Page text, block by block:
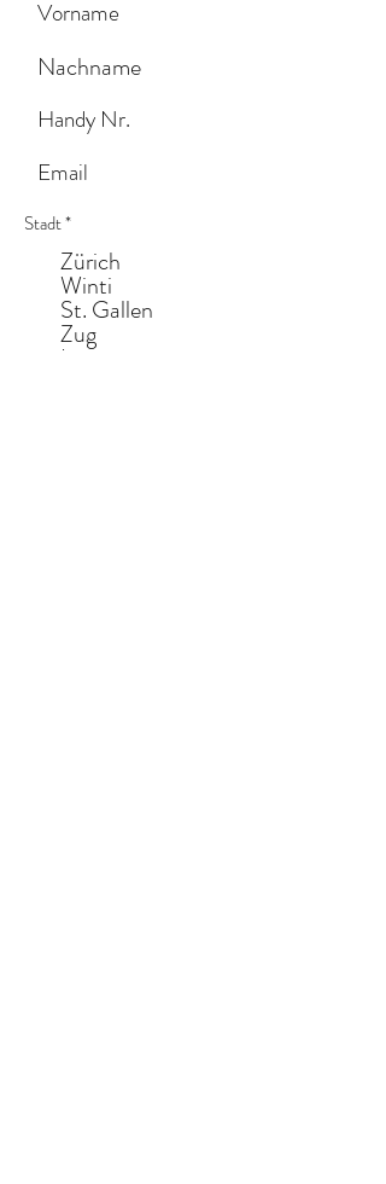
Stadt*
Zürich
Winti
St. Gallen
Zug
Luzern